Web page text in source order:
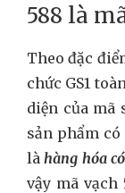
588 là
Theo đặc
chức GS1
diện của mã
sản phẩm có
làhàng hóa
vậy mã vạch